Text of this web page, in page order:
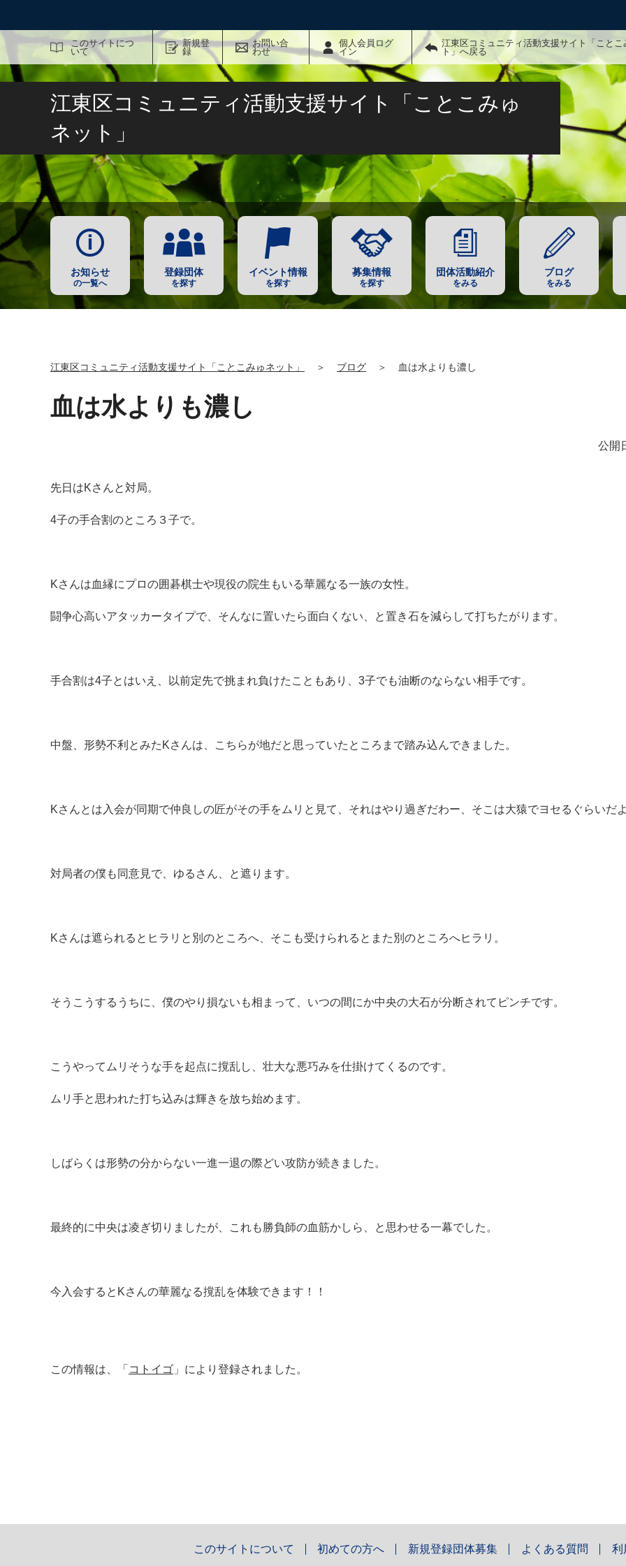
このサイトにつ
いて
新規登
録
お問い合
わせ
個人会員ログ
イン
江東区コミュニティ活動支援サイト「ことこ
ト」へ戻る
サイト内検索
江東区コミュニティ活動支援サイト「ことこみゅ
ネット」
お知らせ
の一覧へ
登録団体
を探す
イベント情報
を探す
募集情報
を探す
団体活動紹介
をみる
ブログ
をみる
江東区コミュニティ活動支援サイト「ことこみゅネット」 ＞ ブログ ＞ 血は水よりも濃し
血は水よりも濃し
公開
先日はKさんと対局。
4子の手合割のところ３子で。
Kさんは血縁にプロの囲碁棋士や現役の院生もいる華麗なる一族の女性。
闘争心高いアタッカータイプで、そんなに置いたら面白くない、と置き石を減らして打ちたがります。
手合割は4子とはいえ、以前定先で挑まれ負けたこともあり、 3子でも油断のならない相手です。
中盤、形勢不利とみたKさんは、 こちらが地だと思っていたところまで踏み込んできました。
Kさんとは入会が同期で仲良しの匠がその手をムリと見て、 それはやり過ぎだわー、そこは大猿でヨセるぐらいだよ
対局者の僕も同意見で、ゆるさん、と遮ります。
Kさんは遮られるとヒラリと別のところへ、 そこも受けられるとまた別のところへヒラリ。
そうこうするうちに、僕のやり損ないも相まって、 いつの間にか中央の大石が分断されてピンチです。
こうやってムリそうな手を起点に撹乱し、 壮大な悪巧みを仕掛けてくるのです。
ムリ手と思われた打ち込みは輝きを放ち始めます。
しばらくは形勢の分からない一進一退の際どい攻防が続きました。
最終的に中央は凌ぎ切りましたが、これも勝負師の血筋かしら、 と思わせる一幕でした。
今入会するとKさんの華麗なる撹乱を体験できます！！
この情報は、「 コトイゴ 」により登録されました。
このサイトについて 初めての方へ 新規登録団体募集 よくある質問 利